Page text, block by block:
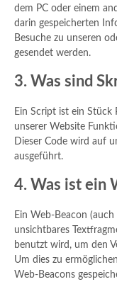
dem PC oder einem
darin gespeicherten
Besuche zu unseren
gesendet werden.
3. Was sind
Ein Script ist ein Stück
unserer Website
Dieser Code wird auf
ausgeführt.
4. Was ist ein
Ein Web-Beacon (auch
unsichtbares
benutzt wird, um den
Um dies zu
Web-Beacons